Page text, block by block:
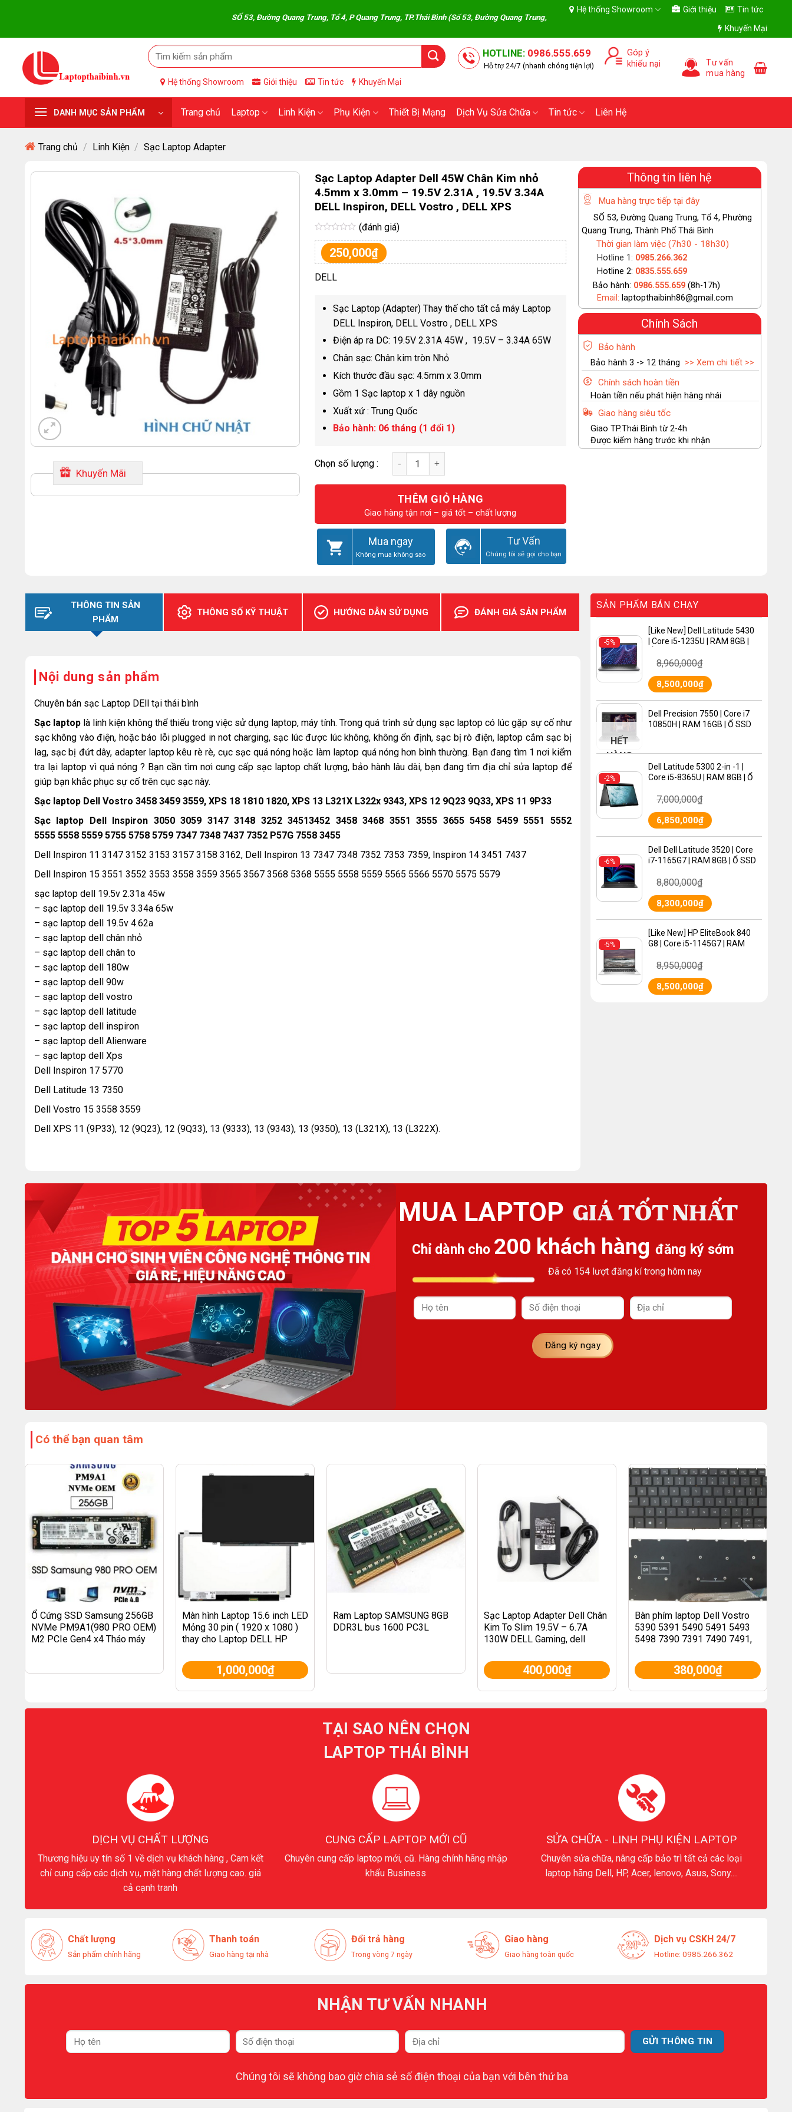
content
SỐ 53, Đường Quang Trung, Tổ 4, P Quang Trung, TP.Thái Bình (Số 53, Đường Quang Trung, Phường Trần Hưng Đạo, Tỉnh Hưng Yên)- Giờ làm việc Thứ 2 - Chủ Nhật (7h30 -
Hệ thống Showroom Giới thiệu
Tin tức
Khuyến Mại
HOTLINE:0986.555.659
Hỗ trợ 24/7 (nhanh chóng tiện lợi)
Góp ý
khiếu nại
Hệ thống Showroom Giới thiệu Tin tức Khuyến Mại
Tư vấn
mua hàng
DANH MỤC SẢN PHẨM Trang chủ Laptop Linh Kiện Phụ Kiện Thiết Bị Mạng Dịch Vụ Sửa Chữa Tin tức Liên Hệ
Trang chủ / Linh Kiện / Sạc Laptop Adapter
Khuyến Mãi
Sạc Laptop Adapter Dell 45W Chân Kim nhỏ
4.5mm x 3.0mm – 19.5V 2.31A , 19.5V 3.34A
DELL Inspiron, DELL Vostro , DELL XPS
Được
xếp
hạng
0
5
sao
(đánh giá)
250,000₫
DELL
Sạc Laptop (Adapter) Thay thế cho tất cả máy Laptop
DELL Inspiron, DELL Vostro , DELL XPS
Điện áp ra DC: 19.5V 2.31A 45W , 19.5V – 3.34A 65W
Chân sạc: Chân kim tròn Nhỏ
Kích thước đầu sạc: 4.5mm x 3.0mm
Gồm 1 Sạc laptop x 1 dây nguồn
Xuất xứ : Trung Quốc
Bảo hành: 06 tháng (1 đổi 1)
THÊM GIỎ HÀNG
Giao hàng tận nơi – giá tốt – chất lượng
Mua ngay
Không mua không sao
Tư Vấn
Chúng tôi sẽ gọi cho bạn
Thông tin liên hệ
Mua hàng trực tiếp tại đây
SỐ 53, Đường Quang Trung, Tổ 4, Phường
Quang Trung, Thành Phố Thái Bình
Thời gian làm việc (7h30 - 18h30)
Hotline 1: 0985.266.362
Hotline 2: 0835.555.659
Bảo hành: 0986.555.659(8h-17h)
Email: laptopthaibinh86@gmail.com
Chính Sách
Bảo hành
Bảo hành 3 -> 12 tháng >> Xem chi tiết >>
Chính sách hoàn tiền
Hoàn tiền nếu phát hiện hàng nhái
Giao hàng siêu tốc
Giao TP.Thái Bình từ 2-4h
Được kiểm hàng trước khi nhận
THÔNG TIN SẢN
PHẨM
THÔNG SỐ KỸ THUẬT HƯỚNG DẪN SỬ DỤNG ĐÁNH GIÁ SẢN PHẨM
Nội dung sản phẩm
Chuyên bán sạc Laptop DEll tại thái bình
Sạc laptoplà linh kiện không thể thiếu trong việc sử dụng laptop, máy tính. Trong quá trình sử dụng sạc laptop có lúc gặp sự cố như
sạc không vào điện, hoặc báo lỗi plugged in not charging, sạc lúc được lúc không, không ổn định, sạc bị rò điện, laptop cắm sạc bị
lag, sạc bị đứt dây, adapter laptop kêu rè rè, cục sạc quá nóng hoặc làm laptop quá nóng hơn bình thường. Bạn đang tìm 1 nơi kiểm
tra lại laptop vì quá nóng ? Bạn cần tìm nơi cung cấp sạc laptop chất lượng, bảo hành lâu dài, bạn đang tìm địa chỉ sửa laptop để
giúp bạn khắc phục sự cố trên cục sạc này.
Sạc laptop Dell Vostro 3458 3459 3559, XPS 18 1810 1820, XPS 13 L321X L322x 9343, XPS 12 9Q23 9Q33, XPS 11 9P33
Sạc laptop Dell Inspiron 3050 3059 3147 3148 3252 34513452 3458 3468 3551 3555 3655 5458 5459 5551 5552
5555 5558 5559 5755 5758 5759 7347 7348 7437 7352 P57G 7558 3455
Dell Inspiron 11 3147 3152 3153 3157 3158 3162, Dell Inspiron 13 7347 7348 7352 7353 7359, Inspiron 14 3451 7437
Dell Inspiron 15 3551 3552 3553 3558 3559 3565 3567 3568 5368 5555 5558 5559 5565 5566 5570 5575 5579
sạc laptop dell 19.5v 2.31a 45w
– sạc laptop dell 19.5v 3.34a 65w
– sạc laptop dell 19.5v 4.62a
– sạc laptop dell chân nhỏ
– sạc laptop dell chân to
– sạc laptop dell 180w
– sạc laptop dell 90w
– sạc laptop dell vostro
– sạc laptop dell latitude
– sạc laptop dell inspiron
– sạc laptop dell Alienware
– sạc laptop dell Xps
Dell Inspiron 17 5770
Dell Latitude 13 7350
Dell Vostro 15 3558 3559
Dell XPS 11 (9P33), 12 (9Q23), 12 (9Q33), 13 (9333), 13 (9343), 13 (9350), 13 (L321X), 13 (L322X).
SẢN PHẨM BÁN CHẠY
-5%
[Like New] Dell Latitude 5430
| Core i5-1235U | RAM 8GB |
Xe Graphics | MÀN HÌNH 14.0″
8,500,000₫
8,960,000₫
HẾT
HÀNG
Dell Precision 7550 | Core i7
10850H | RAM 16GB | Ổ SSD
-2%
Dell Latitude 5300 2-in -1 |
Core i5-8365U | RAM 8GB | Ổ
Graphics 620 | MÀN HÌNH
6,850,000₫
7,000,000₫
-6%
Dell Dell Latitude 3520 | Core
i7-1165G7 | RAM 8GB | Ổ SSD
630 | MÀN HÌNH 15.6″ FHD
8,300,000₫
8,800,000₫
-5%
[Like New] HP EliteBook 840
G8 | Core i5-1145G7 | RAM
Intel UHD Graphics | MÀN
8,500,000₫
8,950,000₫
MUA LAPTOP GIÁ TỐT NHẤT
Chỉ dành cho 200 khách hàng đăng ký sớm
Đã có 154 lượt đăng kí trong hôm nay
Có thể bạn quan tâm
Ổ Cứng SSD Samsung 256GB
NVMe PM9A1(980 PRO OEM)
M2 PCIe Gen4 x4 Tháo máy
Màn hình Laptop 15.6 inch LED
Mỏng 30 pin ( 1920 x 1080 )
thay cho Laptop DELL HP
1,000,000₫
Ram Laptop SAMSUNG 8GB
DDR3L bus 1600 PC3L
Sạc Laptop Adapter Dell Chân
Kim To Slim 19.5V – 6.7A
130W DELL Gaming, dell
400,000₫
Bàn phím laptop Dell Vostro
5390 5391 5490 5491 5493
5498 7390 7391 7490 7491,
Vostro 3400 (Gen 11) ĐEN
(CÓ ĐÈN) 380,000₫
TẠI SAO NÊN CHỌN
LAPTOP THÁI BÌNH
DỊCH VỤ CHẤT LƯỢNG
Thương hiệu uy tín số 1 về dịch vụ khách hàng , Cam kết
chỉ cung cấp các dịch vụ, mặt hàng chất lượng cao. giá
cả cạnh tranh
CUNG CẤP LAPTOP MỚI CŨ
Chuyên cung cấp laptop mới, cũ. Hàng chính hãng nhập
khẩu Business
SỬA CHỮA - LINH PHỤ KIỆN LAPTOP
Chuyên sửa chữa, nâng cấp bảo trì tất cả các loại
laptop hãng Dell, HP, Acer, lenovo, Asus, Sony....
Chất lượng
Sản phẩm chính hãng
Thanh toán
Giao hàng tại nhà
Đổi trả hàng
Trong vòng 7 ngày
Giao hàng
Giao hàng toàn quốc
Dịch vụ CSKH 24/7
Hotline: 0985.266.362
NHẬN TƯ VẤN NHANH
Chúng tôi sẽ không bao giờ chia sẻ số điện thoại của bạn với bên thứ ba